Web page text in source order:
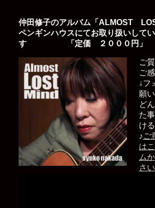
仲田修子のアルバム「ALMOST
ペンギンハウスにてお取り扱いしてい
す 「定価 ２０００円」
ご
ご
↓フ
願
ど
た
け
♪ご
は
ム
さい